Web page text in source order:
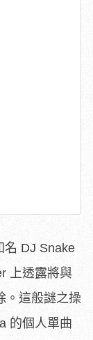
名 DJ Snake
上透露將與
。這般謎之操
的個人單曲